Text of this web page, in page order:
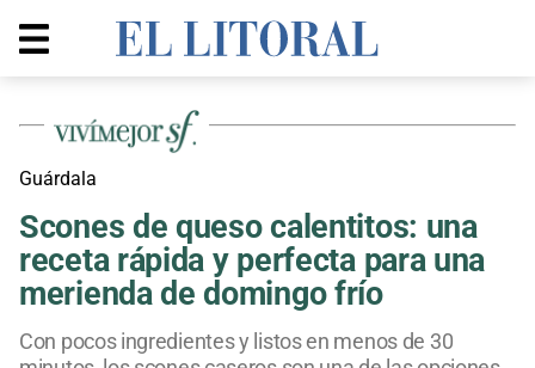
Guárdala
Scones de queso calentitos: una
receta rápida y perfecta para una
merienda de domingo frío
Con pocos ingredientes y listos en menos de 30